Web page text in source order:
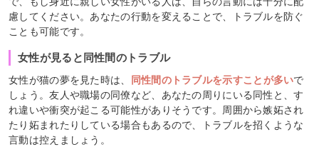
慮してください。あなたの行動を変えることで、トラブルを防ぐ
ことも可能です。
女性が見ると同性間のトラブル
女性が猫の夢を見た時は、 同性間のトラブルを示すことが多いで
しょう。友人や職場の同僚など、あなたの周りにいる同性と、す
れ違いや衝突が起こる可能性がありそうです。周囲から嫉妬され
たり妬まれたりしている場合もあるので、トラブルを招くような
言動は控えましょう。